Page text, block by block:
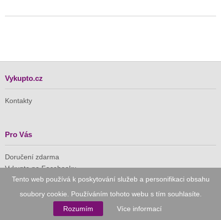
Tento web používá k poskytování služeb a personifikaci obsahu
soubory cookie. Používáním tohoto webu s tím souhlasíte.
Rozumím
Více informací
Vykupto.cz
Kontakty
Pro Vás
Doručení zdarma
Vykupto na Facebooku
Důvěryhodný nákup
Naše společnost je členem Asociace pro elektronickou